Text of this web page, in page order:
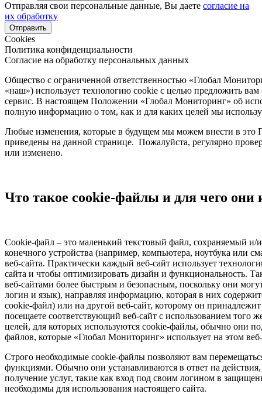
Отправляя свои персональные данные, Вы даете согласие на
их обработку
Cookies
Политика конфиденциальности
Согласие на обработку персональных данных
Общество с ограниченной ответственностью «Глобал
«наш») использует технологию cookie с целью предложить
сервис. В настоящем Положении «Глобал Мониторинг» об
полную информацию о том, как и для каких целей мы
Любые изменения, которые в будущем мы можем внести в это
приведены на данной странице. Пожалуйста, регулярно
или изменено.
Что такое cookie-файлы и для чего они
Cookie-файл – это маленький текстовый файл, сохраняемый
конечного устройства (например, компьютера, ноутбука или
веб-сайта. Практически каждый веб-сайт использует
сайта и чтобы оптимизировать дизайн и функциональность.
веб-сайтами более быстрым и безопасным, поскольку они
логин и язык), направляя информацию, которая в них
cookie-файл) или на другой веб-сайт, которому он
посещаете соответствующий веб-сайт с использованием того
целей, для которых используются cookie-файлы, обычно они
файлов, которые «Глобал Мониторинг» использует на этом
Строго необходимые cookie-файлы позволяют вам
функциями. Обычно они устанавливаются в ответ на
получение услуг, такие как вход под своим логином в
необходимы для использования настоящего сайта.